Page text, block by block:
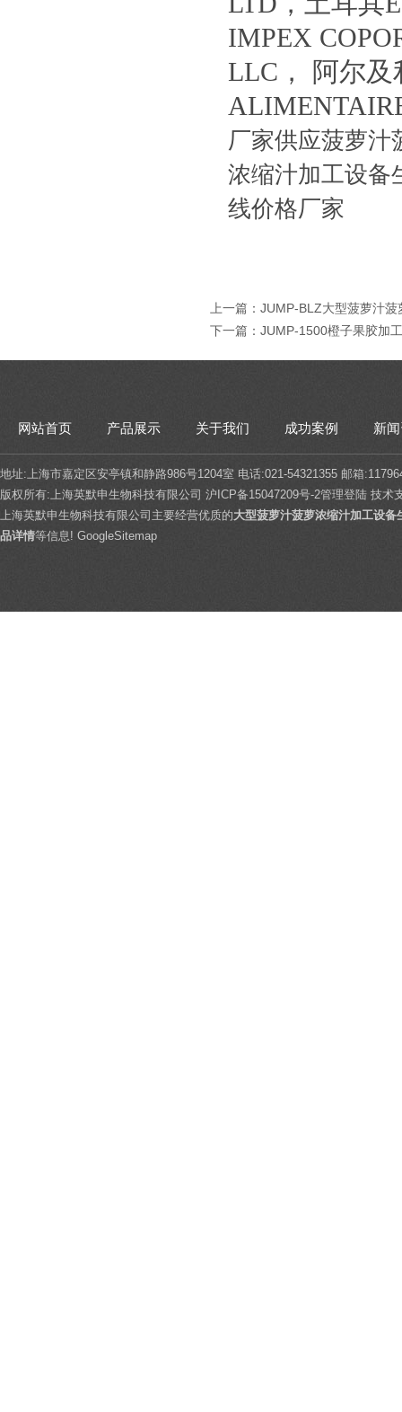
IMPEX
LLC， 阿尔及
厂家供应菠萝汁
浓缩汁加工设备
线价格厂家
上一篇： JUMP-BLZ大型菠萝汁
下一篇： JUMP-1500橙子果胶加
网站首页 产品展示 关于我们 成功案例 新
地址:上海市嘉定区安亭镇和静路986号1204室 电话:021-54321355 邮箱
版权所有:上海英默申生物科技有限公司 沪ICP备15047209号-2管理登陆 技术
上海英默申生物科技有限公司主要经营优质的大型菠萝汁菠萝浓缩汁加工设备
品详情等信息! GoogleSitemap